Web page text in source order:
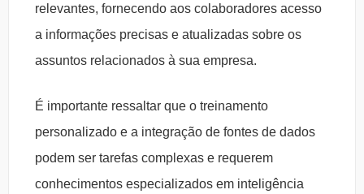
relevantes, fornecendo aos colaboradores acesso
a informações precisas e atualizadas sobre os
assuntos relacionados à sua empresa.
É importante ressaltar que o treinamento
personalizado e a integração de fontes de dados
podem ser tarefas complexas e requerem
conhecimentos especializados em inteligência